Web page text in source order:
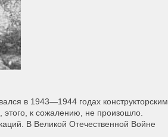
в 1943—1944 годах конструкторским
к сожалению, не произошло.
В Великой Отечественной Войне